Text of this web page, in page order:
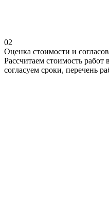
02
Оценка стоимости и
Рассчитаем стоимость работ
согласуем сроки, перечень